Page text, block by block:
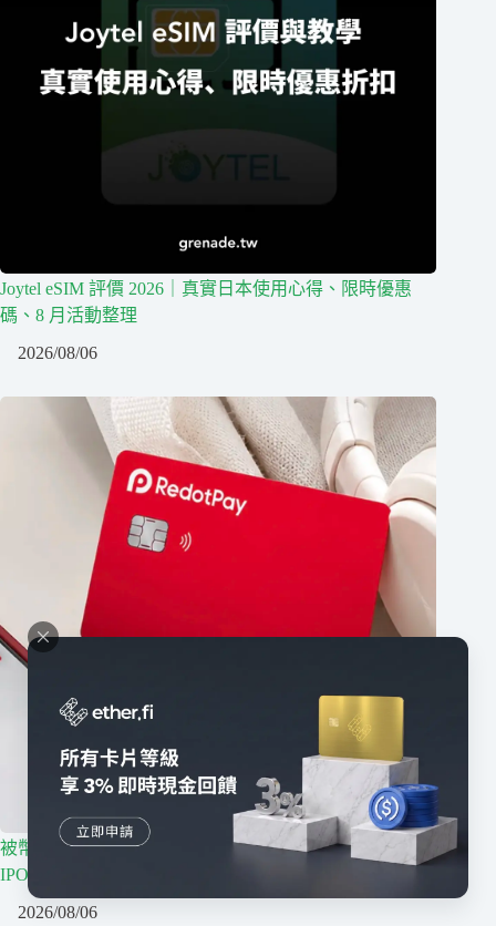
Joytel eSIM 評價 2026｜真實日本使用心得、限時優惠
碼、8 月活動整理
2026/08/06
被幣安理賠 4.73 億美元，U 卡龍頭 RedotPay 還能順利
IPO 嗎？
2026/08/06